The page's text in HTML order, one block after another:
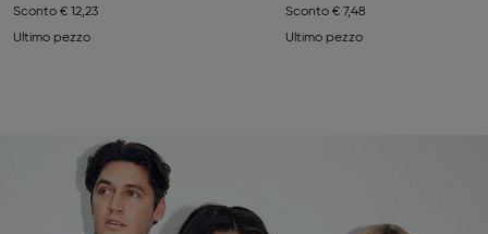
Sconto € 12,23
Ultimo pezzo
Sconto € 7,48
Ultimo pezzo